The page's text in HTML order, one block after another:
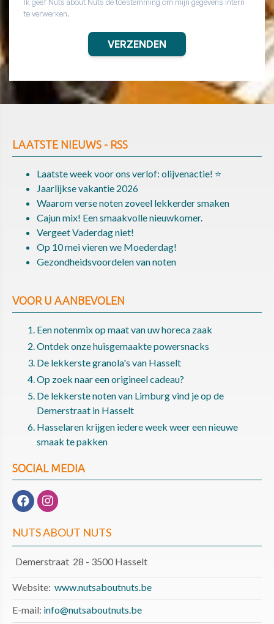
LAATSTE NIEUWS - RSS
Laatste week voor ons verlof: olijvenactie! ⭐
Jaarlijkse vakantie 2026
Waarom verse noten zoveel lekkerder smaken
Cajun mix! Een smaakvolle nieuwkomer.
Vergeet Vaderdag niet!
Op 10 mei vieren we Moederdag!
Gezondheidsvoordelen van noten
VOOR U AANBEVOLEN
Een notenmix op maat van uw horeca zaak
Ontdek onze huisgemaakte powersnacks
De lekkerste granola's van Hasselt
Op zoek naar een origineel cadeau?
De lekkerste noten van Limburg vind je op de
Demerstraat in Hasselt
Hasselaren krijgen iedere week weer een nieuwe
smaak te pakken
SOCIAL MEDIA
NUTS ABOUT NUTS
Demerstraat 28 - 3500 Hasselt
Website: www.nutsaboutnuts.be
E-mail: info@nutsaboutnuts.be